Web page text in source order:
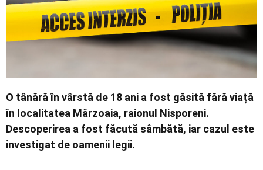
O tânără în vârstă de 18 ani a fost găsită fără viață
în localitatea Mârzoaia, raionul Nisporeni.
Descoperirea a fost făcută sâmbătă, iar cazul este
investigat de oamenii legii.